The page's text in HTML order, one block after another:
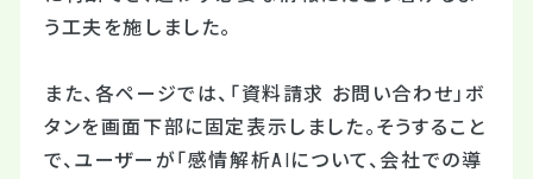
う工夫を施しました。
また、各ページでは、「資料請求 お問い合わせ」ボ
タンを画面下部に固定表示しました。そうすること
で、ユーザーが「感情解析AI について、会社での導